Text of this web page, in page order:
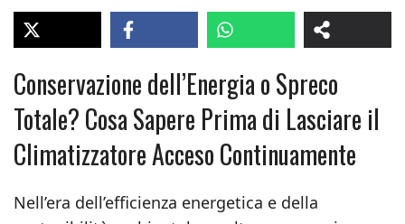
Conservazione dell’Energia o Spreco
Totale? Cosa Sapere Prima di Lasciare il
Climatizzatore Acceso Continuamente
Nell’era dell’efficienza energetica e della